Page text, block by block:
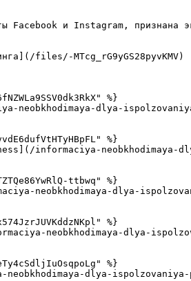
и Instagram, признана
files/-MTcg_rG9yGS28pyvKMV)
%}
neobkhodimaya-dlya-
%}
informaciya-
ttbwq" %}
neobkhodimaya-dlya-
%}
neobkhodimaya-dlya-
%}
neobkhodimaya-dlya-